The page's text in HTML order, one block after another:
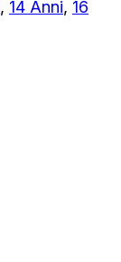
, 14 Anni, 16